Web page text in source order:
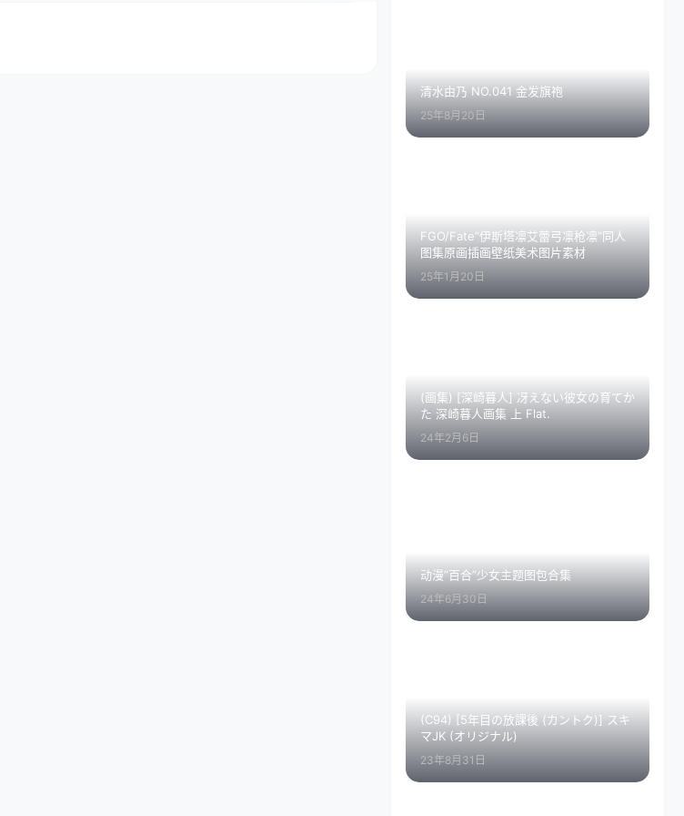
清水由乃 NO.041 金发旗袍
25年8月20日
FGO/Fate”伊斯塔凛艾蕾弓凛枪凛”同人
图集原画插画壁纸美术图片素材
25年1月20日
(画集) [深崎暮人] 冴えない彼女の育てか
た 深崎暮人画集 上 Flat.
24年2月6日
动漫”百合”少女主题图包合集
24年6月30日
(C94) [5年目の放課後 (カントク)] スキ
マJK (オリジナル)
23年8月31日